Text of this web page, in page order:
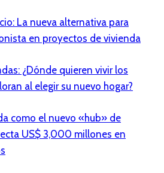
La nueva alternativa para
en proyectos de vivienda
¿Dónde quieren vivir los
al elegir su nuevo hogar?
como el nuevo «hub» de
US$ 3,000 millones en